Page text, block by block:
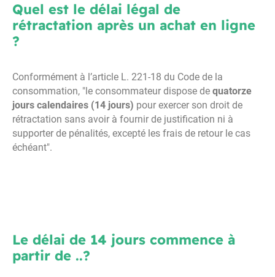
Quel est le délai légal de
rétractation après un achat en ligne
?
Conformément à l’article L. 221-18 du Code de la
consommation, "le consommateur dispose de quatorze
jours calendaires (14 jours) pour exercer son droit de
rétractation sans avoir à fournir de justification ni à
supporter de pénalités, excepté les frais de retour le cas
échéant".
Le délai de 14 jours commence à
partir de ..?